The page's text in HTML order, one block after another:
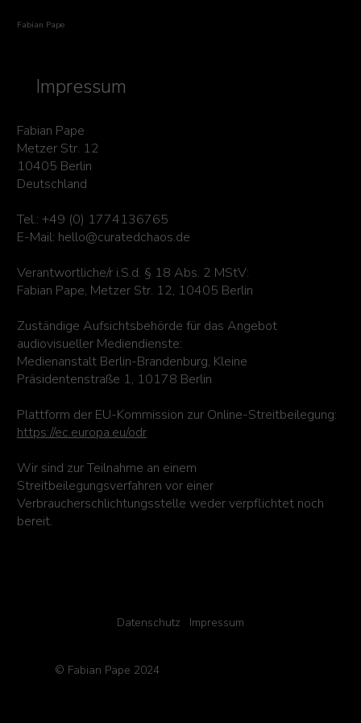
Fabian Pape
Impressum
Fabian Pape
Metzer Str. 12
10405 Berlin
Deutschland
Tel.: +49 (0) 1774136765
E-Mail: hello@curatedchaos.de
Verantwortliche/r i.S.d. § 18 Abs. 2 MStV:
Fabian Pape, Metzer Str. 12, 10405 Berlin
Zuständige Aufsichtsbehörde für das Angebot
audiovisueller Mediendienste:
Medienanstalt Berlin-Brandenburg, Kleine
Präsidentenstraße 1, 10178 Berlin
Plattform der EU-Kommission zur Online-Streitbeilegung:
https://ec.europa.eu/odr
Wir sind zur Teilnahme an einem
Streitbeilegungsverfahren vor einer
Verbraucherschlichtungsstelle weder verpflichtet noch
bereit.
© Fabian Pape 2024
Datenschutz Impressum